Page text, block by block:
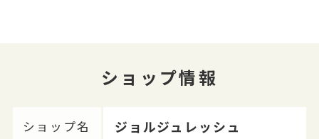
ショップ情報
ショップ名 ジョルジュレッシュ